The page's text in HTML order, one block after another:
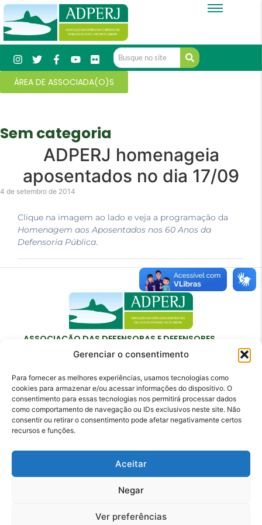
Gerenciar o consentimento
Para fornecer as melhores experiências, usamos tecnologias como
cookies para armazenar e/ou acessar informações do dispositivo. O
consentimento para essas tecnologias nos permitirá processar dados
como comportamento de navegação ou IDs exclusivos neste site. Não
consentir ou retirar o consentimento pode afetar negativamente certos
recursos e funções.
Aceitar
Negar
Ver preferências
ÁREA DE ASSOCIADA(O)S
Sem categoria
ADPERJ homenageia
aposentados no dia 17/09
4 de setembro de 2014
Clique na imagem ao lado e veja a programação da
Homenagem aos Aposentados nos 60 Anos da
Defensoria Pública.
ASSOCIAÇÃO DAS DEFENSORAS E DEFENSORES
PÚBLICOS DO ESTADO DO RIO DE JANEIRO
Contato
adperj@adperj.com.br
(21) 2220-6022
Janeiro - RJ - CEP: 20011-020